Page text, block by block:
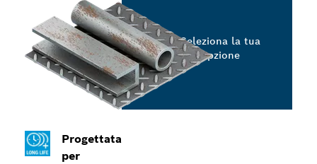
Progettata
per
Seleziona la tua
opzione